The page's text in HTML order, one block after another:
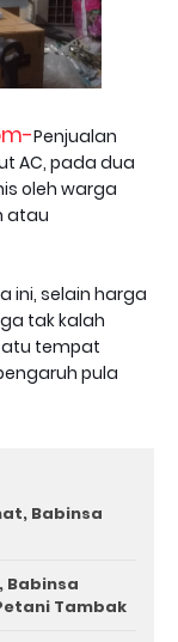
Penjualan
AC, pada dua
oleh warga
atau
ini, selain harga
tak kalah
tempat
pula
Babinsa
Babinsa
Tambak